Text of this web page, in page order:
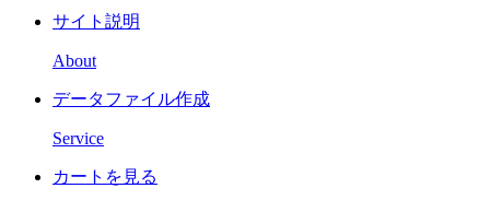
サイト説明
About
データファイル作成
Service
カートを見る